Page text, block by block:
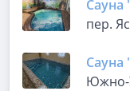
Сауна
пер.
Южно-